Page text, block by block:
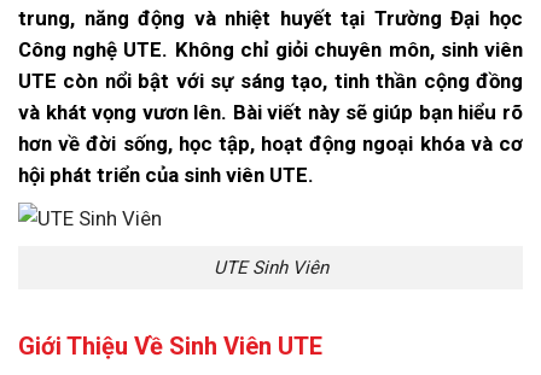
trung, năng động và nhiệt huyết tại Trường Đại học
Công nghệ UTE. Không chỉ giỏi chuyên môn, sinh viên
UTE còn nổi bật với sự sáng tạo, tinh thần cộng đồng
và khát vọng vươn lên. Bài viết này sẽ giúp bạn hiểu rõ
hơn về đời sống, học tập, hoạt động ngoại khóa và cơ
hội phát triển của sinh viên UTE.
UTE Sinh Viên
Giới Thiệu Về Sinh Viên UTE